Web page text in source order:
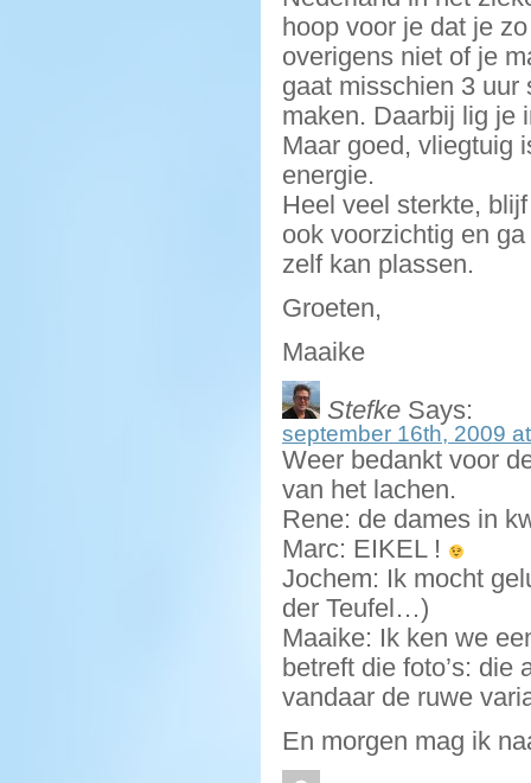
hoop voor je dat je
overigens niet of je
gaat misschien 3 uur
maken. Daarbij lig je
Maar goed, vliegtuig
energie.
Heel veel sterkte,
ook voorzichtig en
zelf kan plassen.
Groeten,
Maaike
Stefke Says:
september 16th, 2009
Weer bedankt voor
van het lachen.
Rene: de dames in
Marc: EIKEL !
Jochem: Ik mocht
der Teufel…)
Maaike: Ik ken we
betreft die foto’s: die
vandaar de ruwe
En morgen mag ik